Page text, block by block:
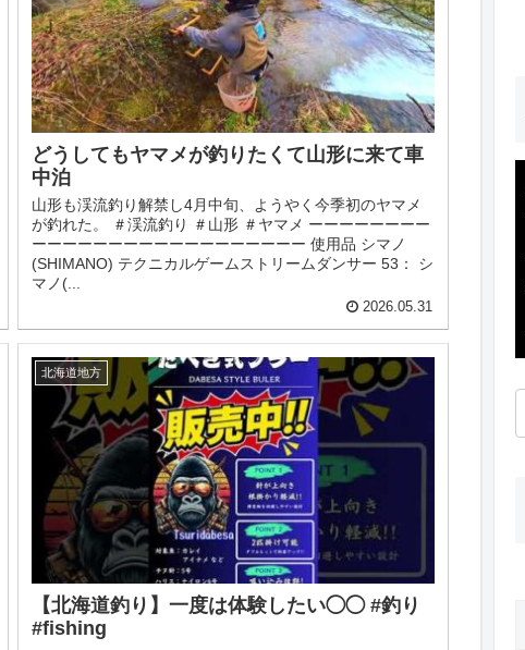
どうしてもヤマメが釣りたくて山形に来て車
中泊
山形も渓流釣り解禁し4月中旬、ようやく今季初のヤマメ
が釣れた。 ＃渓流釣り ＃山形 ＃ヤマメ ーーーーーーーー
ーーーーーーーーーーーーーーーーーー 使用品 シマノ
(SHIMANO) テクニカルゲームストリームダンサー 53： シ
マノ(...
2026.05.31
北海道地方
【北海道釣り】一度は体験したい◯◯ #釣り
#fishing